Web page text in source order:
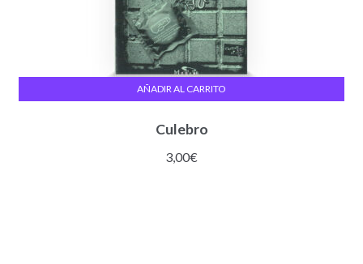
Culebro
3,00€
AÑADIR AL CARRITO